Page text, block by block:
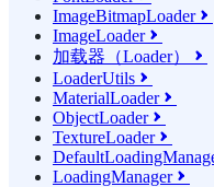
ImageBitmapLoader
ImageLoader
加载器（Loader） 
LoaderUtils 
MaterialLoader
ObjectLoader
TextureLoader
LoadingManager